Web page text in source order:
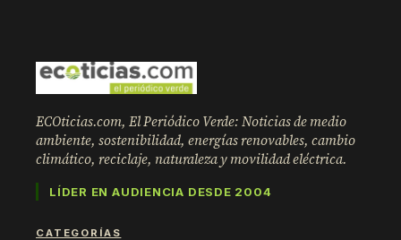
ECOticias.com, El Periódico Verde: Noticias de medio
ambiente, sostenibilidad, energías renovables, cambio
climático, reciclaje, naturaleza y movilidad eléctrica.
LÍDER EN AUDIENCIA DESDE 2004
CATEGORÍAS